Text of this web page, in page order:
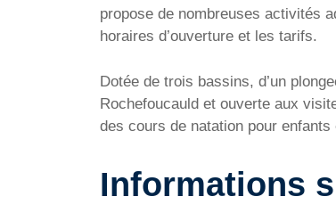
propose de nombreuses activités
horaires d’ouverture et les tarifs.
Dotée de trois bassins, d’un
Rochefoucauld et ouverte aux
des cours de natation pour enfants
Informations